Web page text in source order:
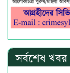
সর্বশেষ খবর